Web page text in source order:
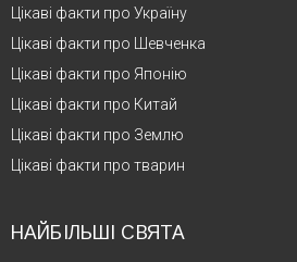
Цікаві факти про Україну
Цікаві факти про Шевченка
Цікаві факти про Японію
Цікаві факти про Китай
Цікаві факти про Землю
Цікаві факти про тварин
НАЙБІЛЬШІ СВЯТА